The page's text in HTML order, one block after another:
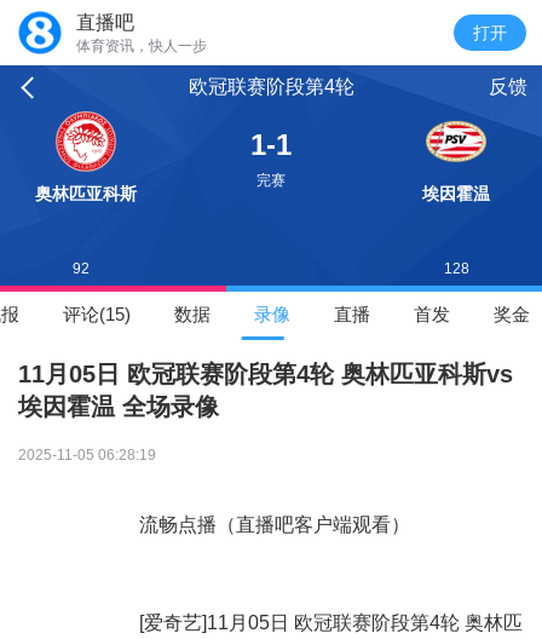
直播吧
体育资讯，快人一步
欧冠联赛阶段第4轮 反馈
奥林匹亚科斯
1-1
完赛
埃因霍温
92 128
评论(15) 数据 录像 直播 首发 奖金
11月05日 欧冠联赛阶段第4轮 奥林匹亚科斯vs
埃因霍温 全场录像
2025-11-05 06:28:19
流畅点播（直播吧客户端观看）
[爱奇艺]11月05日 欧冠联赛阶段第4轮 奥林匹